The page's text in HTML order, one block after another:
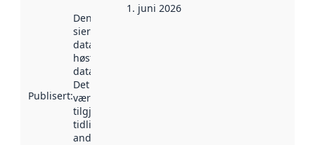
Publisert:
Denne datoen
sier når
datasettet ble
høstet av
data.norge.no.
Det kan ha
vært
tilgjengelig
tidligere
andre steder.
1. juni 2026